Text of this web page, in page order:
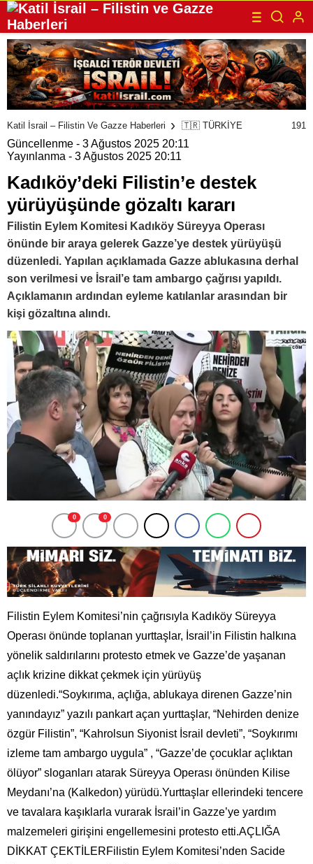
Katil İsrail – Filistin Ve Gazze Haberleri 🇹🇷 TÜRKİYE 191
Güncellenme - 3 Ağustos 2025 20:11
Yayınlanma - 3 Ağustos 2025 20:11
Kadıköy’deki Filistin’e destek
yürüyüşünde gözaltı kararı
Filistin Eylem Komitesi Kadıköy Süreyya Operası
önünde bir araya gelerek Gazze’ye destek yürüyüşü
düzenledi. Yapılan açıklamada Gazze ablukasına derhal
son verilmesi ve İsrail’e tam ambargo çağrısı yapıldı.
Açıklamanın ardından eyleme katılanlar arasından bir
kişi gözaltına alındı.
0 0
Filistin Eylem Komitesi’nin çağrısıyla Kadıköy Süreyya
Operası önünde toplanan yurttaşlar, İsrail’in Filistin halkına
yönelik saldırılarını protesto etmek ve Gazze’de yaşanan
açlık krizine dikkat çekmek için yürüyüş
düzenledi.“Soykırıma, açlığa, ablukaya direnen Gazze’nin
yanındayız” yazılı pankart açan yurttaşlar, “Nehirden denize
özgür Filistin”, “Kahrolsun Siyonist İsrail devleti”, “Soykırımı
izleme tam ambargo uygula” , “Gazze’de çocuklar açlıktan
ölüyor” sloganları atarak Süreyya Operası önünden Kilise
Meydanı’na (Kalkedon) yürüdü.Yurttaşlar ellerindeki tencere
ve tavalara kaşıklarla vurarak İsrail’in Gazze’ye yardım
malzemeleri girişini engellemesini protesto etti.AÇLIĞA
DİKKAT ÇEKTİLERFilistin Eylem Komitesi’nden Sacide